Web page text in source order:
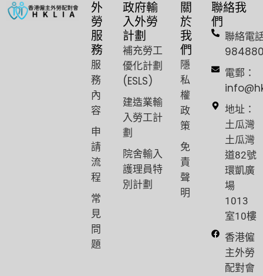
外
勞
服
務
服
務
內
容
申
請
流
程
常
見
問
題
政府輸
入外勞
計劃
補充勞工
優化計劃
(ESLS)
建造業輸
入勞工計
劃
院舍輸入
護理員特
別計劃
關
於
我
們
隱
私
權
政
策
免
責
聲
明
聯絡我
們
聯絡電
電郵：
地址：
土瓜灣
土瓜灣
道82號
環凱廣
場
1013
室10樓
香港僱
主外勞
配對會